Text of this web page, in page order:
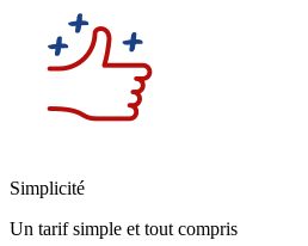
Simplicité
Un tarif simple et tout compris